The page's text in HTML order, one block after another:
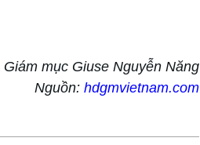
Giám mục Giuse Nguyễn Năng
Nguồn: hdgmvietnam.com